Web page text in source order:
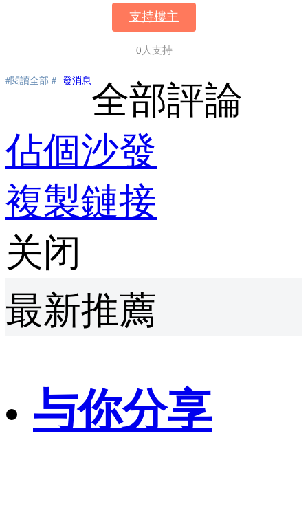
支持樓主
0 人支持
#閱讀全部 # 發消息全部評論
佔個沙發
複製鏈接
关闭
最新推薦
与你分享